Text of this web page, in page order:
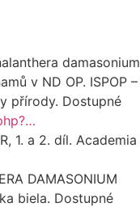
damasonium
v ND OP. ISPOP –
přírody. Dostupné
1. a 2. díl. Academia
DAMASONIUM
biela. Dostupné